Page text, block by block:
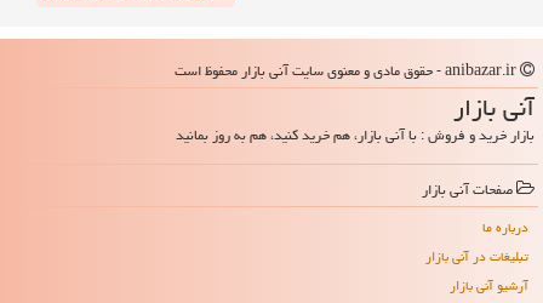
آنی بازار
بازار خرید و فروش : با آنی بازار، هم خرید کنید، هم به روز بمانید
صفحات آنی بازار
درباره ما
تبلیغات در آنی بازار
آرشیو آنی بازار